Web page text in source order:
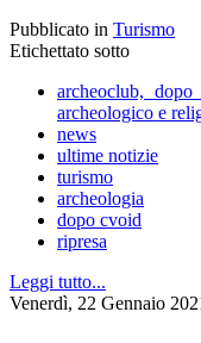
Pubblicato in Turismo
Etichettato sotto
archeoclub,
archeologico e
news
ultime notizie
turismo
archeologia
dopo cvoid
ripresa
Leggi tutto...
Venerdì, 22 Gennaio